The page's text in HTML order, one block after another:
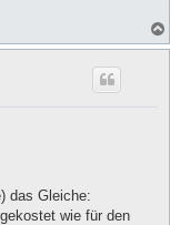
das Gleiche:
wie für den